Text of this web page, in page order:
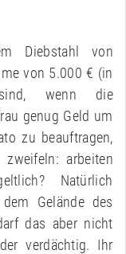
Diebstahl von
von 5.000 € (in
wenn die
genug Geld um
zu beauftragen,
arbeiten
Natürlich
Gelände des
das aber nicht
verdächtig. Ihr